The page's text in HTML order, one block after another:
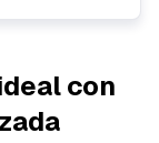
con